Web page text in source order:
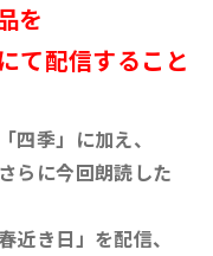
を
て配信すること
四季」に加え、
らに今回朗読した
近き日」を配信、